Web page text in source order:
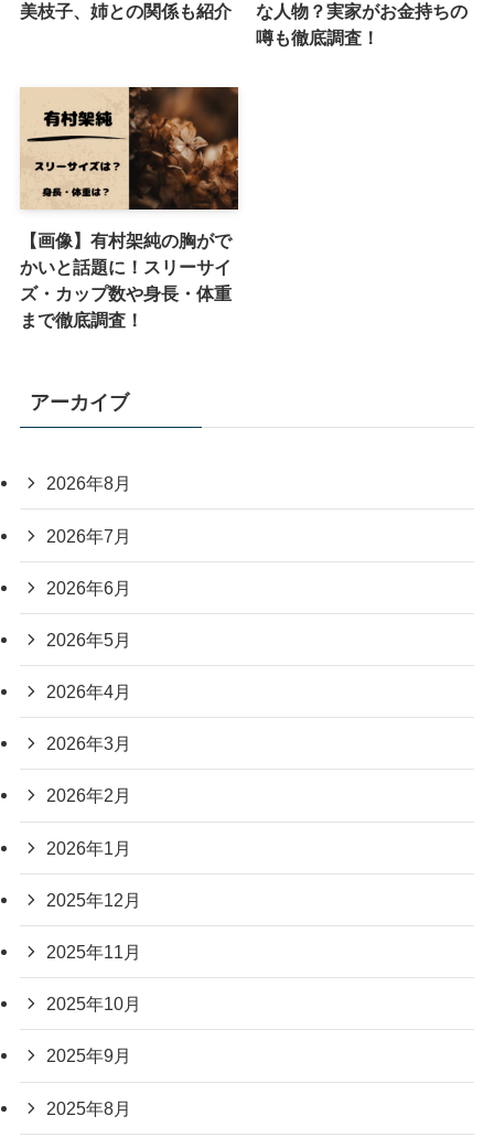
美枝子、姉との関係も紹介
な人物？実家がお金持ちの
噂も徹底調査！
【画像】有村架純の胸がで
かいと話題に！スリーサイ
ズ・カップ数や身長・体重
まで徹底調査！
アーカイブ
2026年8月
2026年7月
2026年6月
2026年5月
2026年4月
2026年3月
2026年2月
2026年1月
2025年12月
2025年11月
2025年10月
2025年9月
2025年8月